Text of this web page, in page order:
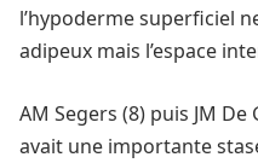
l’hypoderme superficiel
adipeux mais l’espace
AM Segers (8) puis JM
avait une importante